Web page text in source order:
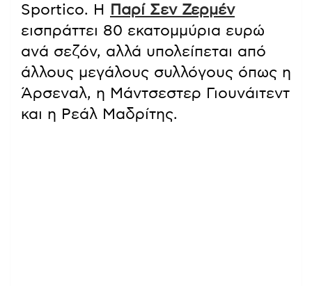
Sportico. Η
Παρί Σεν Ζερμέν
εισπράττει 80 εκατομμύρια ευρώ
ανά σεζόν, αλλά υπολείπεται από
άλλους μεγάλους συλλόγους όπως η
Άρσεναλ, η Μάντσεστερ Γιουνάιτεντ
και η Ρεάλ Μαδρίτης.